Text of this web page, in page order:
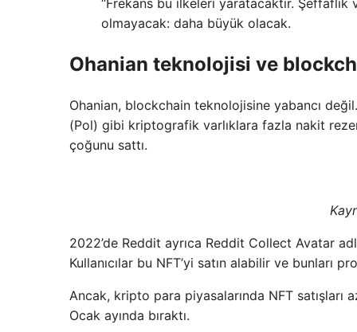
“Frekans bu ilkeleri yaratacaktır.
olmayacak: daha büyük olacak.
Ohanian teknolojisi ve
Ohanian, blockchain teknolojisine yabancı
(Pol) gibi kriptografik varlıklara fazla nakit
çoğunu sattı.
2022’de Reddit ayrıca Reddit Collect Avatar
Kullanıcılar bu NFT’yi satın alabilir ve
Ancak, kripto para piyasalarında NFT satışları
Ocak ayında bıraktı.